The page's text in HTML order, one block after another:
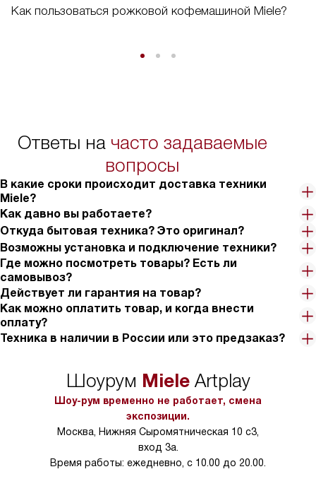
Как пользоваться рожковой кофемашиной Miele?
Ответы на часто задаваемые
вопросы
В какие сроки происходит доставка техники
Miele?
Как давно вы работаете?
Откуда бытовая техника? Это оригинал?
Возможны установка и подключение техники?
Где можно посмотреть товары? Есть ли
самовывоз?
Действует ли гарантия на товар?
Как можно оплатить товар, и когда внести
оплату?
Техника в наличии в России или это предзаказ?
Шоурум MieleArtplay
Шоу-рум временно не работает, смена
экспозиции.
Москва, Нижняя Сыромятническая 10 с3,
вход 3а.
Время работы: ежедневно, с 10.00 до 20.00.